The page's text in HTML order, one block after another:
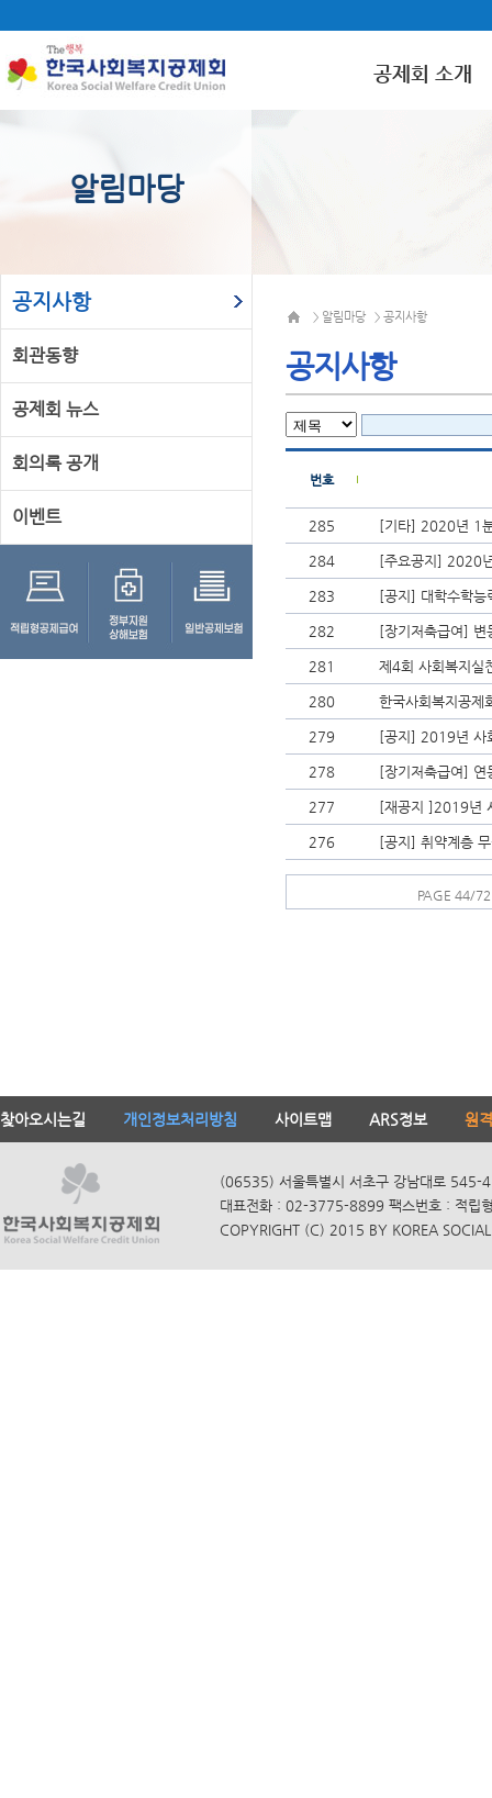
공제회 소개
알림마당
공지사항
회관동향
공제회 뉴스
회의록 공개
이벤트
> 알림마당 > 공지사항
공지사항
번호
285 [기타] 2020년 1
284 [주요공지] 2020
283 [공지] 대학수학능
282 [장기저축급여] 변
281 제4회 사회복지실
280 한국사회복지공제
279 [공지] 2019년 사
278 [장기저축급여] 연
277 [재공지 ]2019년
276 [공지] 취약계층
PAGE 44/72
찾아오시는길 개인정보처리방침 사이트맵 ARS정보 원
(06535) 서울특별시 서초구 강남대로 545-
대표전화 : 02-3775-8899 팩스번호 : 적립
COPYRIGHT (C) 2015 BY KOREA SOCIAL